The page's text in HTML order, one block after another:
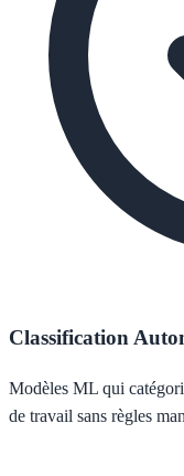
Classification
Modèles ML qui
de travail sans règles